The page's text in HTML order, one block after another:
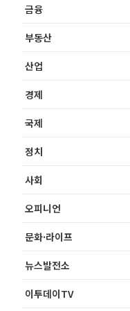
금융
부동산
산업
경제
국제
정치
사회
오피니언
문화·라이프
뉴스발전소
이투데이TV